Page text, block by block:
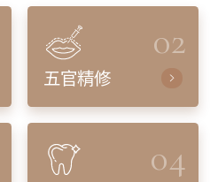
02
五官精修
04